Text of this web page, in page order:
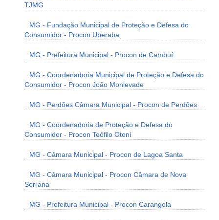
TJMG
MG - Fundação Municipal de Proteção e Defesa do
Consumidor - Procon Uberaba
MG - Prefeitura Municipal - Procon de Cambuí
MG - Coordenadoria Municipal de Proteção e Defesa do
Consumidor - Procon João Monlevade
MG - Perdões Câmara Municipal - Procon de Perdões
MG - Coordenadoria de Proteção e Defesa do
Consumidor - Procon Teófilo Otoni
MG - Câmara Municipal - Procon de Lagoa Santa
MG - Câmara Municipal - Procon Câmara de Nova
Serrana
MG - Prefeitura Municipal - Procon Carangola